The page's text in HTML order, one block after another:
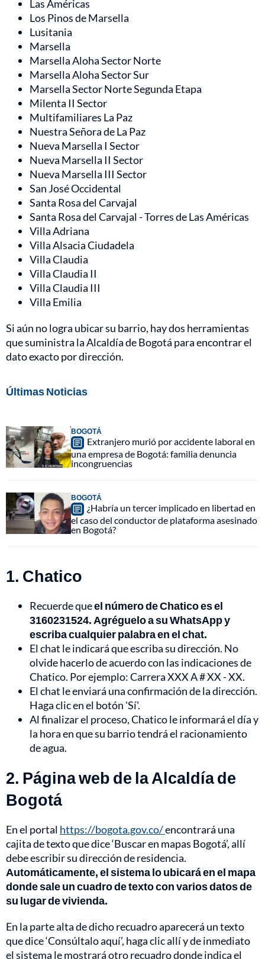
Las Américas
Los Pinos de Marsella
Lusitania
Marsella
Marsella Aloha Sector Norte
Marsella Aloha Sector Sur
Marsella Sector Norte Segunda Etapa
Milenta II Sector
Multifamiliares La Paz
Nuestra Señora de La Paz
Nueva Marsella I Sector
Nueva Marsella II Sector
Nueva Marsella III Sector
San José Occidental
Santa Rosa del Carvajal
Santa Rosa del Carvajal - Torres de Las Américas
Villa Adriana
Villa Alsacia Ciudadela
Villa Claudia
Villa Claudia II
Villa Claudia III
Villa Emilia
Si aún no logra ubicar su barrio, hay dos herramientas
que suministra la Alcaldía de Bogotá para encontrar el
dato exacto por dirección.
Últimas Noticias
BOGOTÁ
Extranjero murió por accidente laboral en
una empresa de Bogotá: familia denuncia
incongruencias
BOGOTÁ
¿Habría un tercer implicado en libertad en
el caso del conductor de plataforma asesinado
en Bogotá?
1. Chatico
Recuerde queel número de Chatico es el
3160231524. Agréguelo a su WhatsApp y
escriba cualquier palabra en el chat.
El chat le indicará que escriba su dirección. No
olvide hacerlo de acuerdo con las indicaciones de
Chatico. Por ejemplo: Carrera XXX A # XX - XX.
El chat le enviará una confirmación de la dirección.
Haga clic en el botón 'Sí'.
Al finalizar el proceso, Chatico le informará el día y
la hora en que su barrio tendrá el racionamiento
de agua.
2. Página web de la Alcaldía de
Bogotá
En el portal https://bogota.gov.co/encontrará una
cajita de texto que dice ‘Buscar en mapas Bogotá’, allí
debe escribir su dirección de residencia.
Automáticamente, el sistema lo ubicará en el mapa
donde sale un cuadro de texto con varios datos de
su lugar de vivienda.
En la parte alta de dicho recuadro aparecerá un texto
que dice ‘Consúltalo aquí’, haga clic allí y de inmediato
el sistema le mostrará otro recuadro donde indica el